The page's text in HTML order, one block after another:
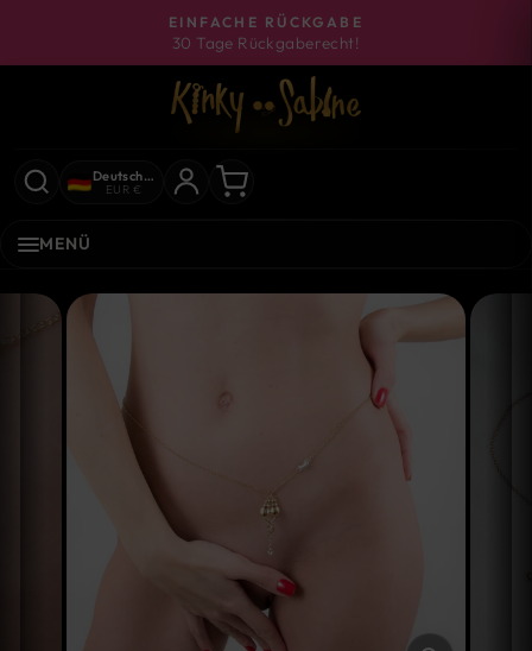
Inhalt
Pause
Diashow
EINFACHE RÜCKGABE
30 Tage Rückgaberecht!
Deutschland
EUR €
MENÜ